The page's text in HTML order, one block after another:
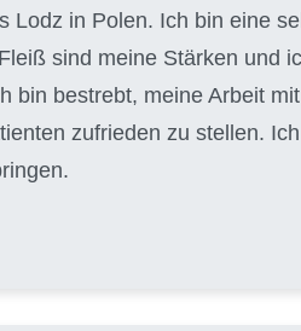
Lodz in Polen. Ich bin eine
sind meine Stärken und
bin bestrebt, meine Arbeit
zufrieden zu stellen.